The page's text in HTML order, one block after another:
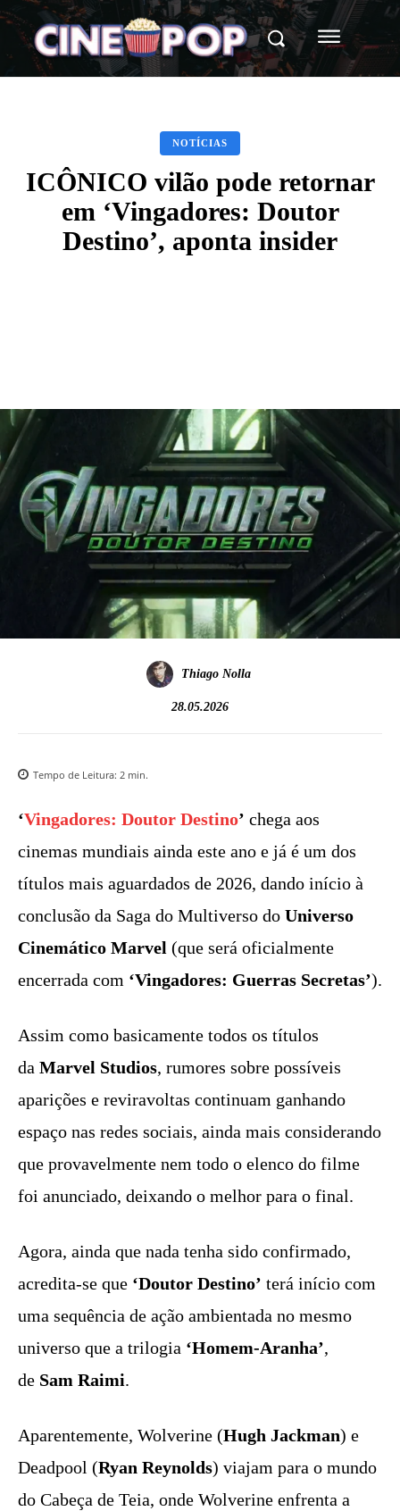
NOTÍCIAS
ICÔNICO vilão pode retornar
em ‘Vingadores: Doutor
Destino’, aponta insider
Thiago Nolla
28.05.2026
Tempo de Leitura: 2 min.
‘Vingadores: Doutor Destino’ chega aos
cinemas mundiais ainda este ano e já é um dos
títulos mais aguardados de 2026, dando início à
conclusão da Saga do Multiverso do Universo
Cinemático Marvel (que será oficialmente
encerrada com ‘Vingadores: Guerras Secretas’).
Assim como basicamente todos os títulos
da Marvel Studios, rumores sobre possíveis
aparições e reviravoltas continuam ganhando
espaço nas redes sociais, ainda mais considerando
que provavelmente nem todo o elenco do filme
foi anunciado, deixando o melhor para o final.
Agora, ainda que nada tenha sido confirmado,
acredita-se que ‘Doutor Destino’ terá início com
uma sequência de ação ambientada no mesmo
universo que a trilogia ‘Homem-Aranha’,
de Sam Raimi.
Aparentemente, Wolverine (Hugh Jackman) e
Deadpool (Ryan Reynolds) viajam para o mundo
do Cabeça de Teia, onde Wolverine enfrenta a